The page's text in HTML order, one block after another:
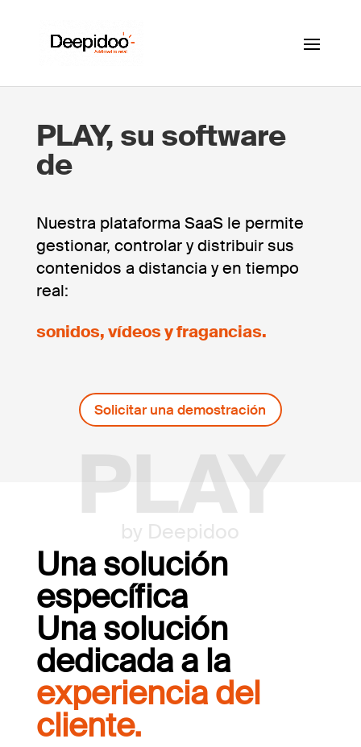
PLAY, su software
de
Nuestra plataforma SaaS le permite
gestionar, controlar y distribuir sus
contenidos a distancia y en tiempo
real:
sonidos, vídeos y fragancias.
Solicitar una demostración
PLAY
by Deepidoo
Una solución
específica
Una solución
dedicada a la
experiencia del
cliente.